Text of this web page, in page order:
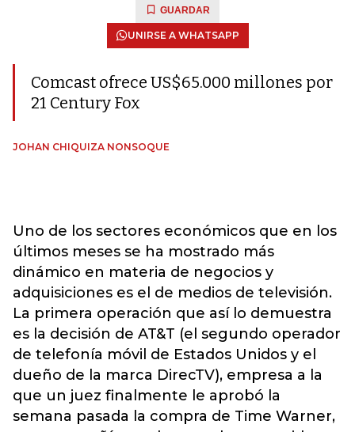
GUARDAR
UNIRSE A WHATSAPP
Comcast ofrece US$65.000 millones por
21 Century Fox
JOHAN CHIQUIZA NONSOQUE
Uno de los sectores económicos que en los
últimos meses se ha mostrado más
dinámico en materia de negocios y
adquisiciones es el de medios de televisión.
La primera operación que así lo demuestra
es la decisión de AT&T (el segundo operador
de telefonía móvil de Estados Unidos y el
dueño de la marca DirecTV), empresa a la
que un juez finalmente le aprobó la
semana pasada la compra de Time Warner,